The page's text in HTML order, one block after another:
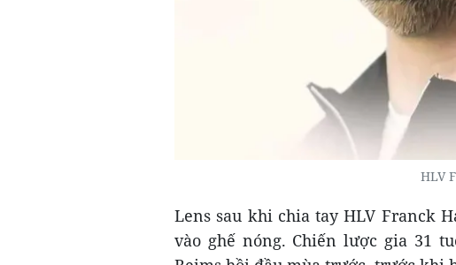
HLV
Lens sau khi chia tay HLV Franck
vào ghế nóng. Chiến lược gia 31